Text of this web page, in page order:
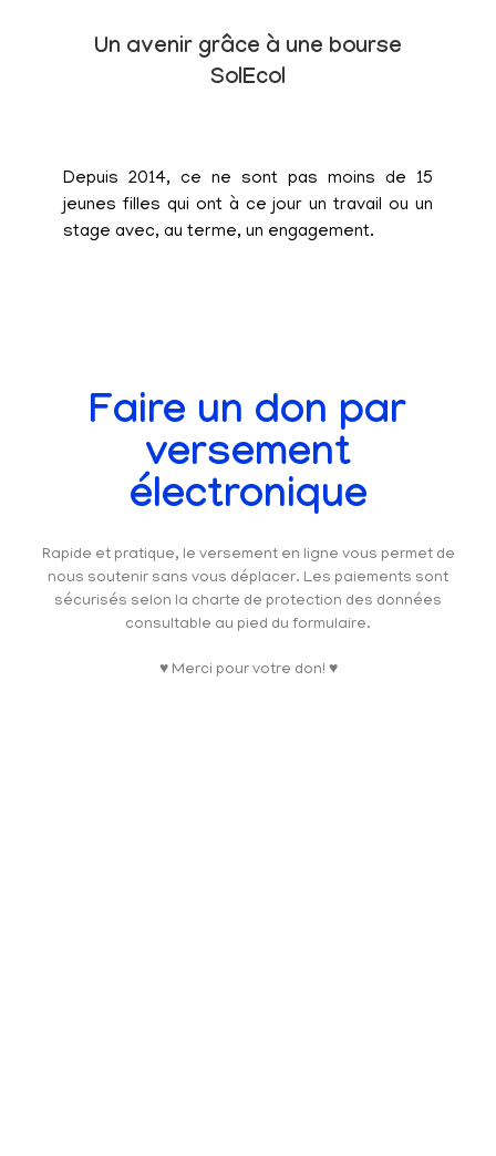
Un avenir grâce à une bourse
SolEcol
Depuis 2014, ce ne sont pas moins de 15
jeunes filles qui ont à ce jour un travail ou un
stage avec, au terme, un engagement.
Faire un don par
versement
électronique
Rapide et pratique, le versement en ligne vous permet de
nous soutenir sans vous déplacer. Les paiements sont
sécurisés selon la charte de protection des données
consultable au pied du formulaire.
♥ Merci pour votre don! ♥